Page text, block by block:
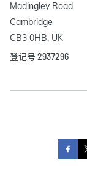
Madingley Road
Cambridge
CB3 0HB, UK
登记号 2937296